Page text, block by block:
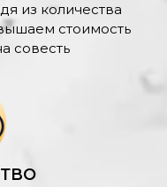
из количества
стоимость
совесть